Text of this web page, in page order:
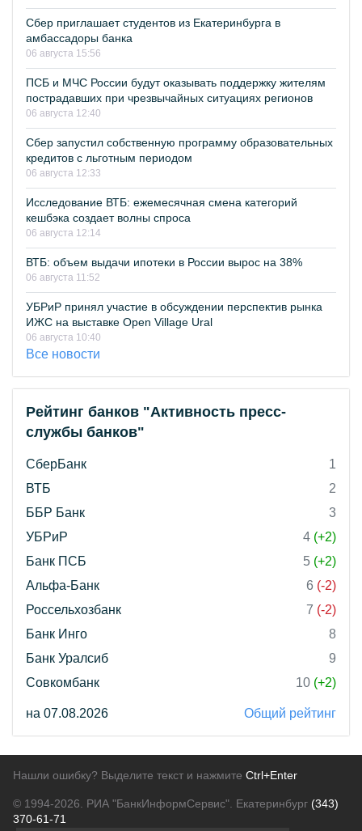
Сбер приглашает студентов из Екатеринбурга в
амбассадоры банка
06 августа 15:56
ПСБ и МЧС России будут оказывать поддержку жителям
пострадавших при чрезвычайных ситуациях регионов
06 августа 12:40
Сбер запустил собственную программу образовательных
кредитов с льготным периодом
06 августа 12:33
Исследование ВТБ: ежемесячная смена категорий
кешбэка создает волны спроса
06 августа 12:14
ВТБ: объем выдачи ипотеки в России вырос на 38%
06 августа 11:52
УБРиР принял участие в обсуждении перспектив рынка
ИЖС на выставке Open Village Ural
06 августа 10:40
Все новости
Рейтинг банков "Активность пресс-
службы банков"
СберБанк
1
ВТБ
2
ББР Банк
3
УБРиР
4 (+2)
Банк ПСБ
5 (+2)
Альфа-Банк
6 (-2)
Россельхозбанк
7 (-2)
Банк Инго
8
Банк Уралсиб
9
Совкомбанк
10 (+2)
на 07.08.2026 Общий рейтинг
Нашли ошибку? Выделите текст и нажмите Ctrl+Enter
© 1994-2026. РИА "БанкИнформСервис". Екатеринбург (343)
370-61-71